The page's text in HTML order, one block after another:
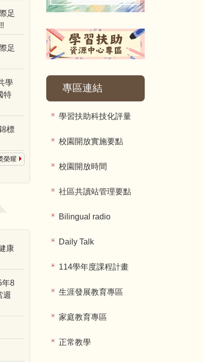
足
足
學
特
標
榮耀
康
年8
週
專區連結
學習扶助科技化評量
校園開放實施要點
校園開放時間
社區共讀站管理要點
Bilingual radio
Daily Talk
114學年度課程計畫
生涯發展教育專區
家庭教育專區
正常教學